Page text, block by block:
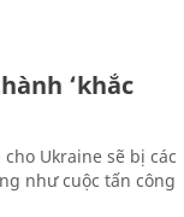
‘khắc
Ukraine sẽ bị các
như cuộc tấn công